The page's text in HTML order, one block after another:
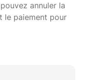
annuler la
le paiement pour